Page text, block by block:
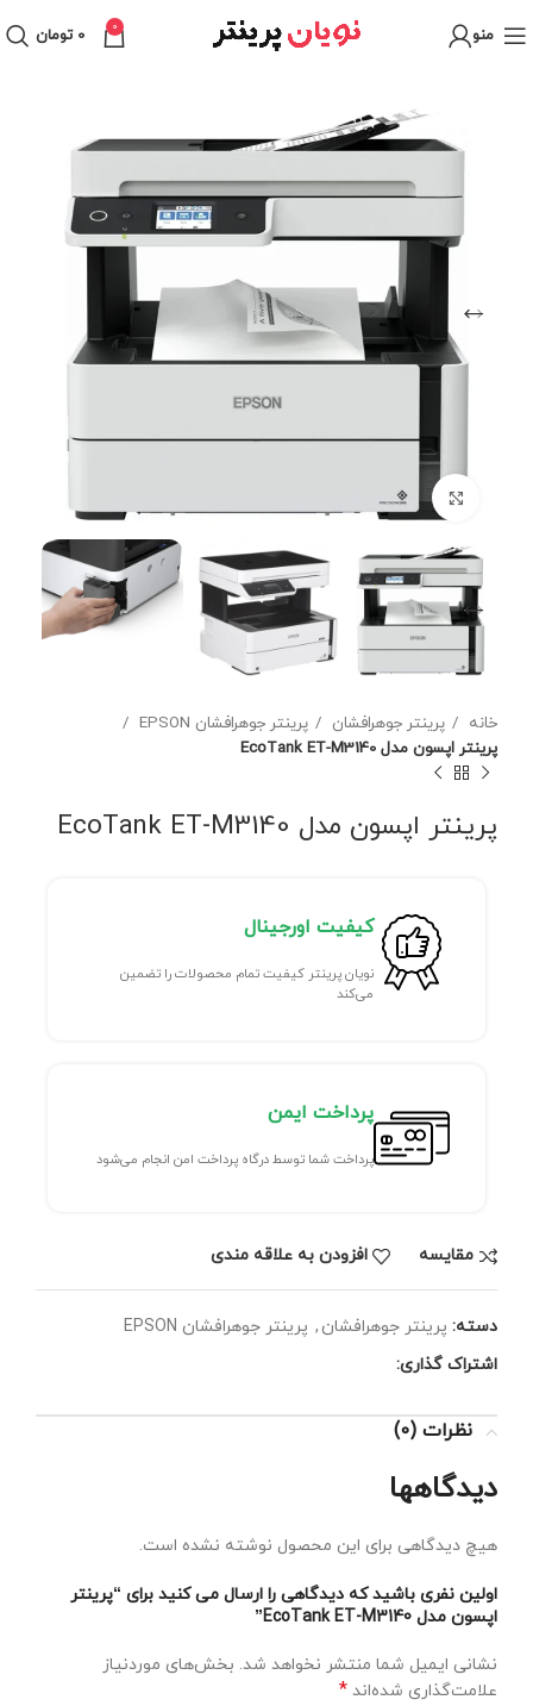
منو 0
0 تومان
برای بزرگنمایی کلیک کنید
خانه پرینتر جوهرافشان
پرینتر جوهرافشان EPSON
پرینتر اپسون مدل EcoTank ET-M3140
پرینتر اپسون مدل EcoTank ET-M3140
کیفیت اورجینال
نویان پرینتر کیفیت تمام محصولات را تضمین
می‌کند
پرداخت ایمن
پرداخت شما توسط درگاه پرداخت امن انجام می‌شود
مقايسه افزودن به علاقه مندی
دسته: پرینتر جوهرافشان , پرینتر جوهرافشان EPSON
اشتراک گذاری:
نظرات (0)
دیدگاهها
هیچ دیدگاهی برای این محصول نوشته نشده است.
اولین نفری باشید که دیدگاهی را ارسال می کنید برای “پرینتر
اپسون مدل EcoTank ET-M3140”
نشانی ایمیل شما منتشر نخواهد شد. بخش‌های موردنیاز
علامت‌گذاری شده‌اند *